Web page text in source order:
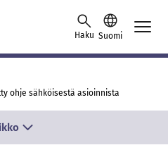
Haku Suomi
ohje sähköisestä asioinnista